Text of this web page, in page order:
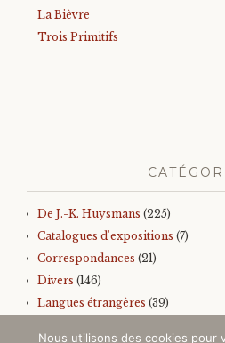
La Bièvre
Trois Primitifs
De J.-K. Huysmans (225)
Catalogues d'expositions (7)
Correspondances (21)
Divers (146)
Langues étrangères (39)
Nous utilisons des cookies pour